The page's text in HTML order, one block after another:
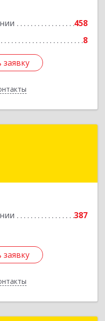
458
8
Подробнее
387
г, Жарова ул,